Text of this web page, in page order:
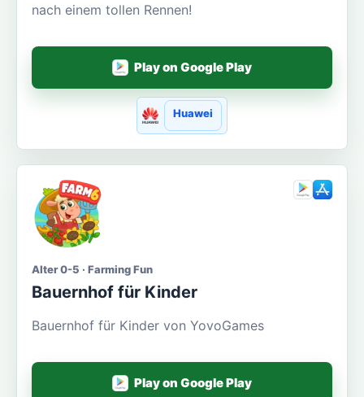
nach einem tollen Rennen!
Play on Google Play
Huawei
Alter 0-5 · Farming Fun
Bauernhof für Kinder
Bauernhof für Kinder von YovoGames
Play on Google Play